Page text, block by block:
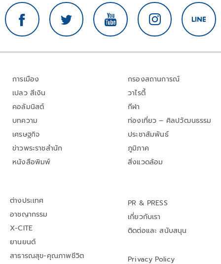
การเมือง
เปลว สีเงิน
คอลัมนิสต์
บทความ
เศรษฐกิจ
ข่าวพระราชสำนัก
หนังสือพิมพ์
กรองสถานการณ์
วาไรตี้
กีฬา
ท่องเที่ยว – ศิลปวัฒนธรรม
ประชาสัมพันธ์
ภูมิภาค
สิ่งแวดล้อม
ต่างประเทศ
อาชญากรรม
X-CITE
ยานยนต์
สาธารณสุข-คุณภาพชีวิต
PR & PRESS
เกี่ยวกับเรา
ติดต่อและ สนับสนุน
Privacy Policy